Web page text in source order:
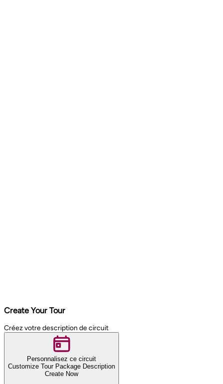
Create Your Tour
Créez votre description de circuit
Personnalisez ce circuit
Customize Tour Package Description
Create Now